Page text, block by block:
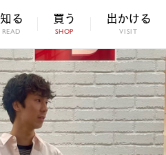
知る
READ
買う
SHOP
出かける
VISIT